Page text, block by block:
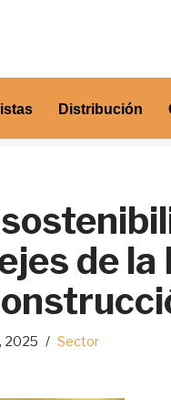
Distribución
de la
2025 Sector